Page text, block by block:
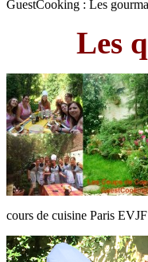
GuestCooking : Les
Les
cours de cuisine Paris